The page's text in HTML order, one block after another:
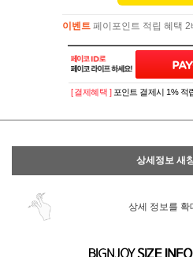
이벤트 페이포인트 적립 혜택 2
이벤트페이포인트 적립 혜택 2
[ 결제혜택 ] 포인트 결제시 1% 적
상세정보 새
상세 정보를 확